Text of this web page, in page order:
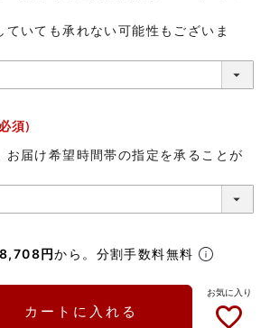
いても承れない可能性もございま
須)
お届け希望時間帯の指定を承ることが
8,708円から。分割手数料無料
カートに入れる